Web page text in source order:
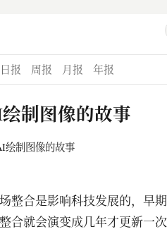
日报 周报 月报 年报
制图像的故事
绘制图像的故事
整合是影响科技发展的，早
合就会演变成几年才更新一